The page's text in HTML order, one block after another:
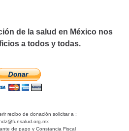
de la salud en México nos
a todos y todas.
recibo de donación solicitar a :
de pago y Constancia Fiscal